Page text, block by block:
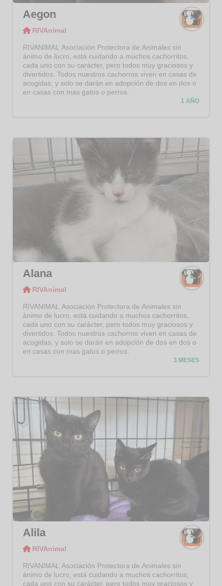
Aegon
RIVAnimal
RIVANIMAL Asociación Protectora de Animales sin
ánimo de lucro, está cuidando a muchos cachorritos,
cada uno con su carácter, pero todos muy graciosos y
divertidos. Todos nuestros cachorros viven en casas de
acogidas, y solo se darán en adopción de dos en dos o
en casas con mas gatos o perros.
1 AÑO
Alana
RIVAnimal
RIVANIMAL Asociación Protectora de Animales sin
ánimo de lucro, está cuidando a muchos cachorritos,
cada uno con su carácter, pero todos muy graciosos y
divertidos. Todos nuestros cachorros viven en casas de
acogidas, y solo se darán en adopción de dos en dos o
en casas con mas gatos o perros.
3 MESES
Alila
RIVAnimal
RIVANIMAL Asociación Protectora de Animales sin
ánimo de lucro, está cuidando a muchos cachorritos,
cada uno con su carácter, pero todos muy graciosos y